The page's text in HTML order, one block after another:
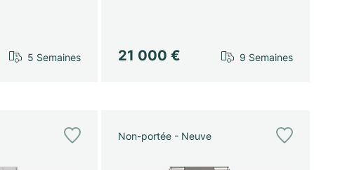
5 Semaines
21 000 € 9 Semaines
Non-portée - Neuve